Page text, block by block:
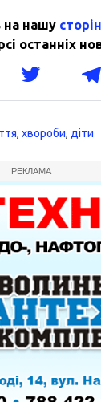
на нашу
останніх
, хвороби, діти
РЕКЛАМА